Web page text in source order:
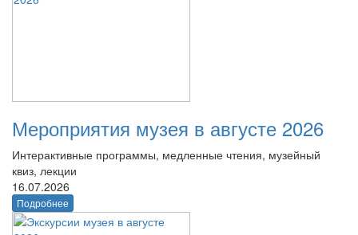
Мероприятия музея в августе 2026
Интерактивные программы, медленные чтения, музейный
квиз, лекции
16.07.2026
Подробнее